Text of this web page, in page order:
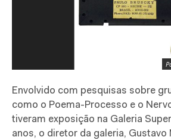
Envolvido com pesquisas sobre
como o Poema-Processo e o
tiveram exposição na Galeria
anos, o diretor da galeria, Gustavo